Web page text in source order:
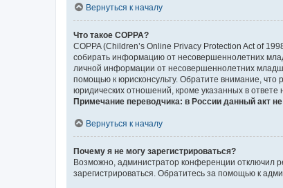
Вернуться к началу
Что такое COPPA?
COPPA (Children’s Online Privacy Protection Act of
собирать информацию от несовершеннолетних
личной информации от несовершеннолетних
помощью к юрисконсульту. Обратите внимание,
юридических отношений, кроме указанных в ответе
Примечание переводчика: в России данный акт
Вернуться к началу
Почему я не могу зарегистрироваться?
Возможно, администратор конференции отключил
зарегистрироваться. Обратитесь за помощью к